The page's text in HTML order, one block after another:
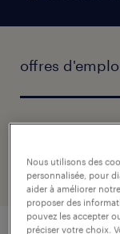
offres
filtre
Nous utilisons des
personnalisée, pour
aider à améliorer
proposer des
pouvez les accepter
préciser votre choix.